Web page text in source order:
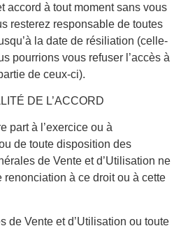
accord à tout moment sans vous
resterez responsable de toutes
la date de résiliation (celle-
pourrions vous refuser l’accès à
de ceux-ci).
DE L’ACCORD
part à l’exercice ou à
de toute disposition des
de Vente et d’Utilisation ne
à ce droit ou à cette
de Vente et d’Utilisation ou toute